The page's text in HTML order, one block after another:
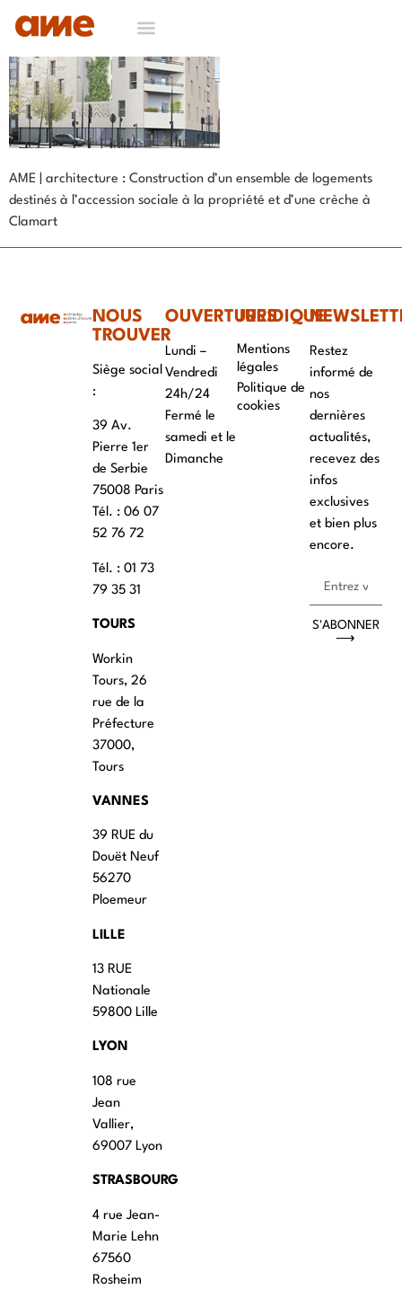
AME | architecture : Construction d’un ensemble de logements
destinés à l’accession sociale à la propriété et d’une crèche à
Clamart
NOUS
TROUVER
Siège social
:
39 Av.
Pierre 1er
de Serbie
75008 Paris
Tél. : ‭06 07
52 76 72
Tél. : 01 73
79 35 31
TOURS
Workin
Tours, 26
rue de la
Préfecture
37000,
Tours
VANNES
39 RUE du
Douët Neuf
56270
Ploemeur
LILLE
13 RUE
Nationale
59800 Lille
LYON
108 rue
Jean
Vallier,
69007 Lyon
STRASBOURG
4 rue Jean-
Marie Lehn
67560
Rosheim
OUVERTURES
Lundi –
Vendredi
24h/24
Fermé le
samedi et le
Dimanche
JURIDIQUE
Mentions
légales
Politique de
cookies
Restez
informé de
nos
dernières
actualités,
recevez des
infos
exclusives
et bien plus
encore.
S'ABONNER
⟶